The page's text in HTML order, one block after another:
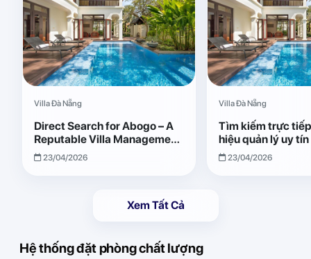
Villa Đà Nẵng
Direct Search for Abogo – A
Reputable Villa Management
Brand with Transparent and
Effective Operations
23/04/2026
Villa Đà Nẵng
Tìm kiếm trực
hiệu quản lý uy
Giải pháp vận
quả, minh bạch
23/04/2026
Xem Tất Cả
Hệ thống đặt phòng chất lượng